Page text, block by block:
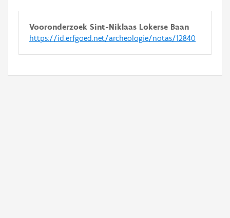
Vooronderzoek Sint-Niklaas Lokerse Baan
https://id.erfgoed.net/archeologie/notas/12840